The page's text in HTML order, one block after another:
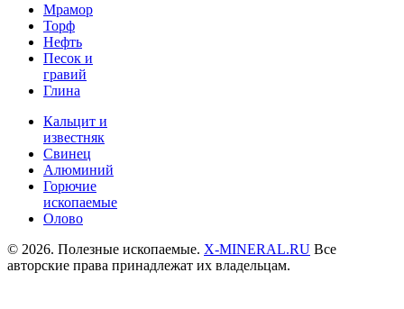
Мрамор
Торф
Нефть
Песок и
гравий
Глина
Кальцит и
известняк
Свинец
Алюминий
Горючие
ископаемые
Олово
© 2026. Полезные ископаемые. X-MINERAL.RU Все
авторские права принадлежат их владельцам.